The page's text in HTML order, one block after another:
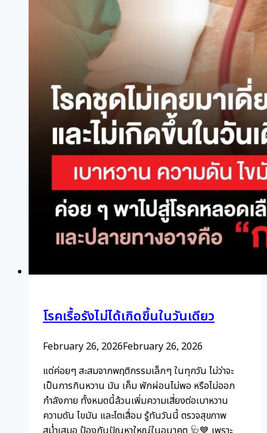
โรคเรื้อรังไม่ได้เกิดขึ้นในวันเดียว
February 26, 2026February 26, 2026
แต่ค่อยๆ สะสมจากพฤติกรรมเล็กๆ ในทุกวัน ไม่ว่าจะ
เป็นการกินหวาน มัน เค็ม พักผ่อนไม่พอ หรือไม่ออก
กำลังกาย ทั้งหมดนี้ล้วนเพิ่มความเสี่ยงต่อเบาหวาน
ความดัน ไขมัน และไตเสื่อม รู้ทันวันนี้ ตรวจสุขภาพ